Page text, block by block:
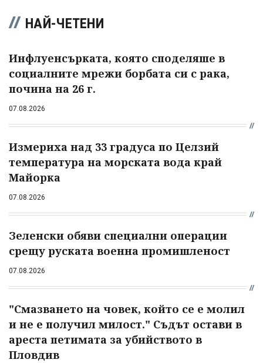
НАЙ-ЧЕТЕНИ
Инфлуенсърката, която споделяше в
социалните мрежи борбата си с рака,
почина на 26 г.
07.08.2026
Измериха над 33 градуса по Целзий
температура на морската вода край
Майорка
07.08.2026
Зеленски обяви специални операции
срещу руската военна промишленост
07.08.2026
"Смазването на човек, който се е молил
и не е получил милост." Съдът остави в
ареста петимата за убийството в
Пловдив